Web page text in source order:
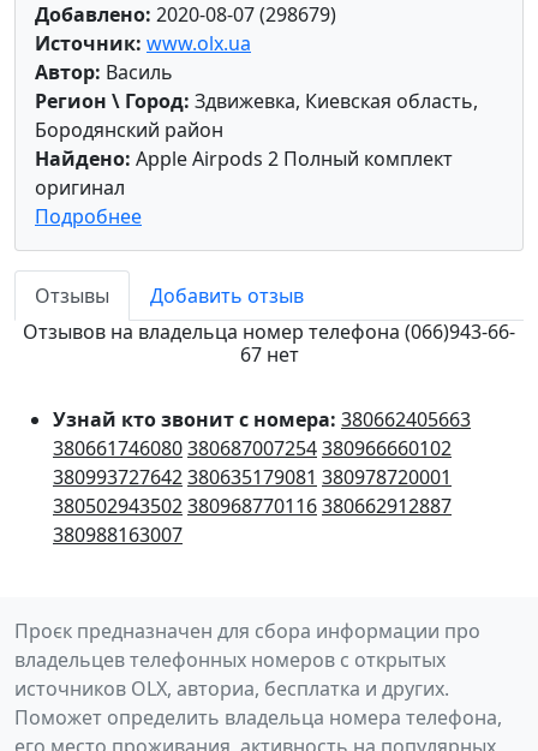
Добавлено: 2020-08-07 (298679)
Источник: www.olx.ua
Автор: Василь
Регион \ Город: Здвижевка, Киевская область,
Бородянский район
Найдено: Apple Airpods 2 Полный комплект
оригинал
Подробнее
Отзывы
Добавить отзыв
Отзывов на владельца номер телефона (066)943-66-
67 нет
Узнай кто звонит с номера: 380662405663
380661746080380687007254380966660102
380993727642380635179081 380978720001
380502943502380968770116380662912887
380988163007
Проєк предназначен для сбора информации про
владельцев телефонных номеров с открытых
источников OLX, авториа, бесплатка и других.
Поможет определить владельца номера телефона,